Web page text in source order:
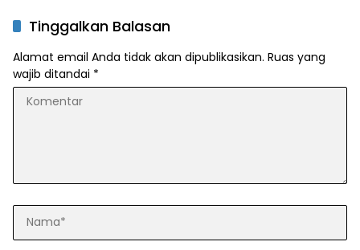
Tinggalkan Balasan
Alamat email Anda tidak akan dipublikasikan. Ruas yang
wajib ditandai *